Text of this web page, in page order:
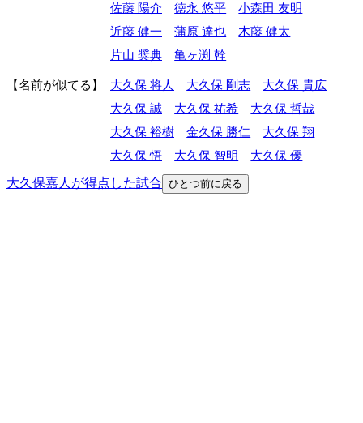
佐藤 陽介
徳永 悠平
小森田 友明
近藤 健一
蒲原 達也
木藤 健太
片山 奨典
亀ヶ渕 幹
名前が似てる 大久保 将人 大久保 剛志
大久保 貴広
大久保 誠
大久保 祐希
大久保 哲哉
大久保 裕樹
金久保 勝仁
大久保 翔
大久保 悟
大久保 智明
大久保 優
大久保嘉人が得点した試合 ひとつ前に戻る